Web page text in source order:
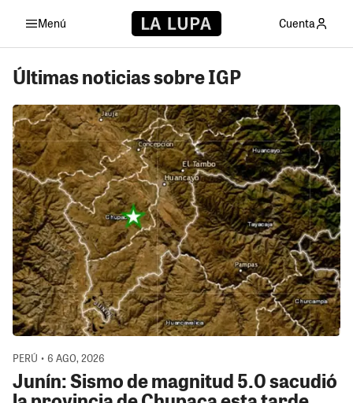
Menú Cuenta
Últimas noticias sobre IGP
PERÚ • 6 AGO, 2026
Junín: Sismo de magnitud 5.0 sacudió